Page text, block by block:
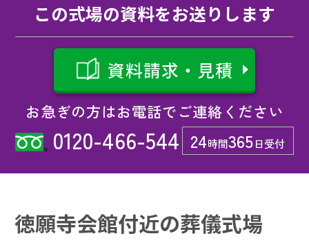
この式場の資料をお送りします
お急ぎの方はお電話でご連絡ください
24時間365日受付
0120-466-544
資料請求・見積
徳願寺会館付近の葬儀式場